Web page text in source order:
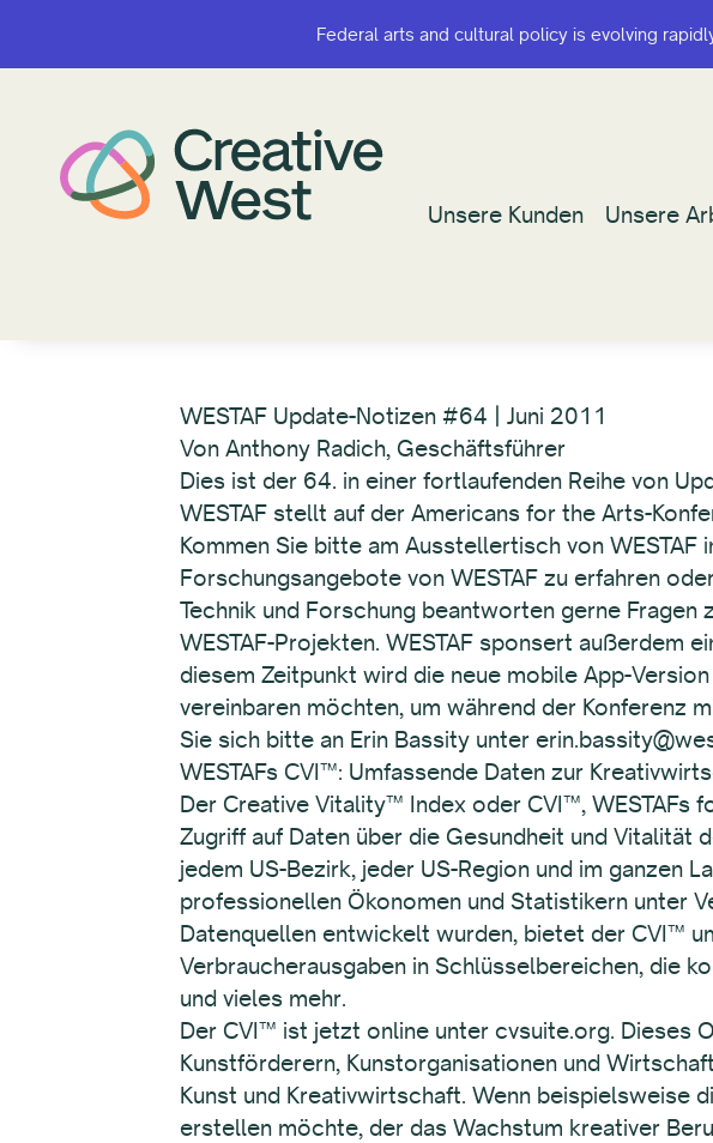
Federal arts and cultural policy is evolving
Unsere Kunden Unsere
Federal arts and cultural policy is evolving
Unsere Kunden Unsere
WESTAF Update-Notizen #64 | Juni 2011
Von Anthony Radich, Geschäftsführer
Dies ist der 64. in einer fortlaufenden Reihe von
WESTAF stellt auf der Americans for the Arts-
Kommen Sie bitte am Ausstellertisch von
Forschungsangebote von WESTAF zu erfahren
Technik und Forschung beantworten gerne Fragen
WESTAF-Projekten. WESTAF sponsert außerdem
diesem Zeitpunkt wird die neue mobile App-
vereinbaren möchten, um während der Konferenz
Sie sich bitte an Erin Bassity unter
WESTAFs CVI™: Umfassende Daten zur
Der Creative Vitality™ Index oder CVI™,
Zugriff auf Daten über die Gesundheit und Vitalität
jedem US-Bezirk, jeder US-Region und im ganzen
professionellen Ökonomen und Statistikern unter
Datenquellen entwickelt wurden, bietet der CVI™
Verbraucherausgaben in Schlüsselbereichen, die
und vieles mehr.
Der CVI™ ist jetzt online unter cvsuite.org. Dieses
Kunstförderern, Kunstorganisationen und
Kunst und Kreativwirtschaft. Wenn beispielsweise
erstellen möchte, der das Wachstum kreativer